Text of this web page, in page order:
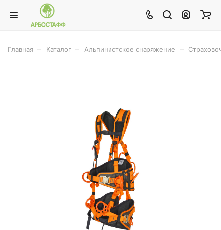
Главная Каталог Альпинистское снаряжение